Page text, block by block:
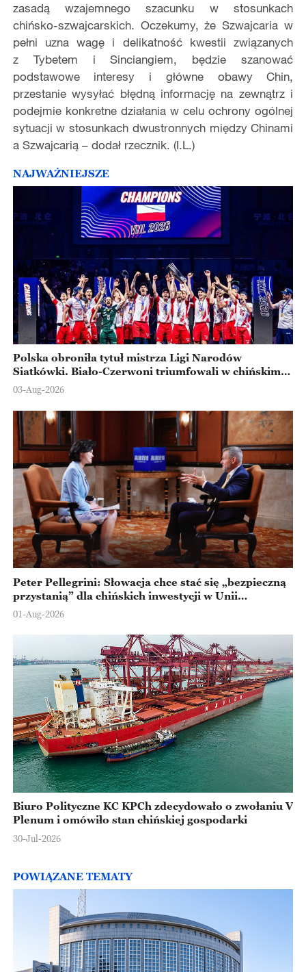
zasadą wzajemnego szacunku w stosunkach
chińsko-szwajcarskich. Oczekumy, że Szwajcaria w
pełni uzna wagę i delikatność kwestii związanych
z Tybetem i Sinciangiem, będzie szanować
podstawowe interesy i główne obawy Chin,
przestanie wysyłać błędną informację na zewnątrz i
podejmie konkretne działania w celu ochrony ogólnej
sytuacji w stosunkach dwustronnych między Chinami
a Szwajcarią – dodałrzecznik. (I.L.)
NAJWAŻNIEJSZE
Polska obroniła tytuł mistrza Ligi Narodów
Siatkówki. Biało-Czerwoni triumfowali w chińskim
Ningbo
03-Aug-2026
Peter Pellegrini: Słowacja chce stać się „bezpieczną
przystanią” dla chińskich inwestycji w Unii
Europejskiej
01-Aug-2026
Biuro Polityczne KC KPCh zdecydowało o zwołaniu V
Plenum i omówiło stan chińskiej gospodarki
30-Jul-2026
POWIĄZANE TEMATY